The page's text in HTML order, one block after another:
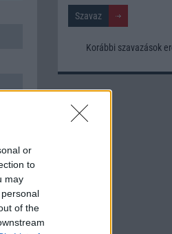
or
to
may
of the
Korábbi szavazások